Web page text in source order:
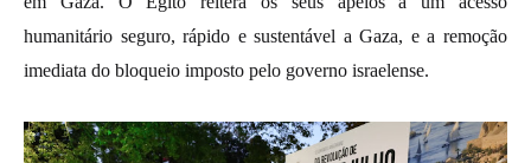
humanitário seguro, rápido e sustentável a Gaza, e a remoção
imediata do bloqueio imposto pelo governo israelense.